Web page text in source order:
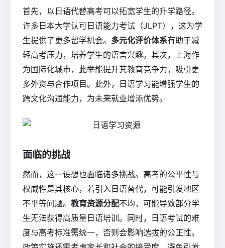
首先，以日语代替高考可以拓宽学生的升学路径。
许多日本大学认可日语能力考试（JLPT），这为学
生提供了更多留学机会。 多元化评价体系有助于减
轻高考压力，培养学生的语言兴趣。其次，上海作
为国际化城市，此举能提升其教育竞争力，吸引更
多外资与合作项目。此外，日语学习能增强学生的
跨文化沟通能力，为未来就业增添优势。
面临的挑战
然而，这一设想也面临诸多挑战。高考的公平性与
权威性是其核心，若引入日语替代，可能引发地区
不平等问题。 教育资源分配不均，可能导致部分学
生无法获得高质量日语培训。同时，日语考试的难
度与高考标准需统一，否则会影响选拔的公正性。